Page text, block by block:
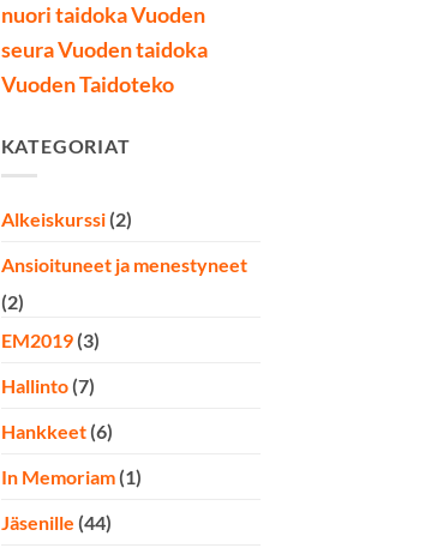
nuori taidokaVuoden
seuraVuoden taidoka
Vuoden Taidoteko
KATEGORIAT
Alkeiskurssi(2)
Ansioituneet ja menestyneet
(2)
EM2019(3)
Hallinto(7)
Hankkeet(6)
In Memoriam(1)
Jäsenille (44)